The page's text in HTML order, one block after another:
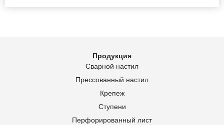
Продукция
Сварной настил
Прессованный настил
Крепеж
Ступени
Перфорированный лист